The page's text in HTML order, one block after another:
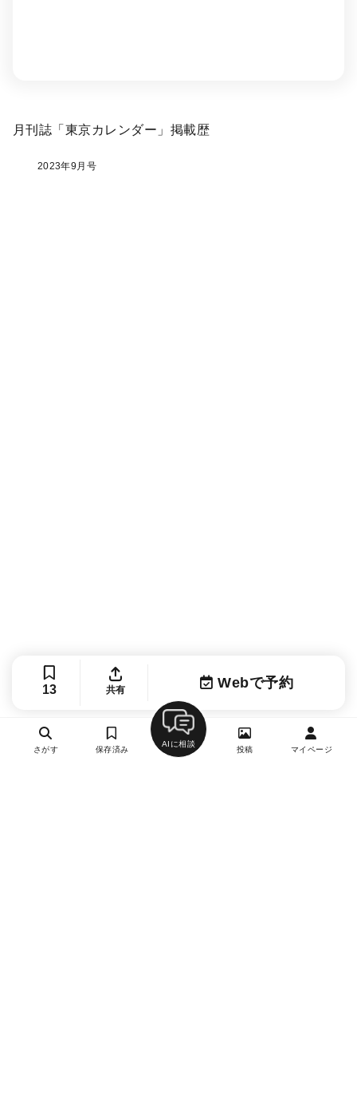
月刊誌「東京カレンダー」掲載歴
2023年9月号
13 共有 Webで予約
さがす 保存済み
AIに相談
投稿 マイページ